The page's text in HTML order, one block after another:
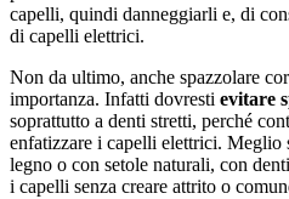
capelli, quindi danneggiarli e, di
di capelli elettrici.
Non da ultimo, anche spazzolare
importanza. Infatti dovresti evitare
soprattutto a denti stretti, perché
enfatizzare i capelli elettrici. Meglio
legno o con setole naturali, con
i capelli senza creare attrito o